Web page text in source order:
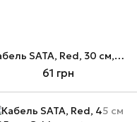
Кабель SATA, Red, 30 см, Extradigital, угловой разъем (KBV1742)
61 грн